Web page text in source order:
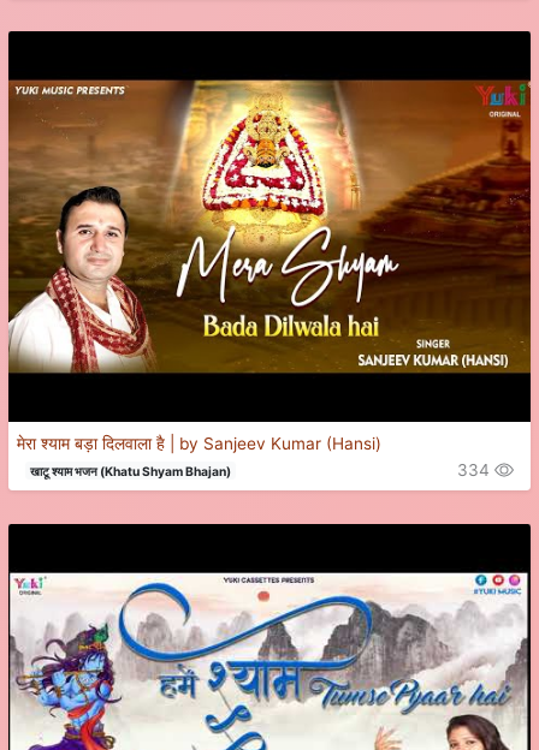
मेरा श्याम बड़ा दिलवाला है | by Sanjeev Kumar (Hansi)
खाटू श्याम भजन (Khatu Shyam Bhajan) 334